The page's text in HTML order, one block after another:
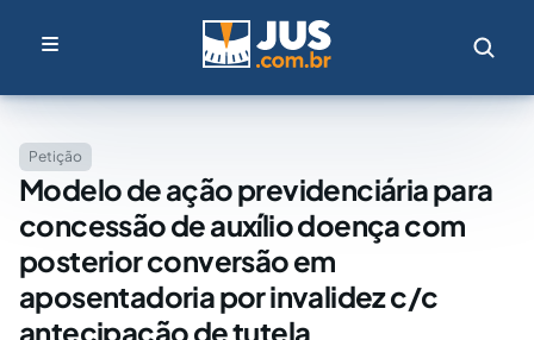
Petição
Modelo de ação previdenciária para
concessão de auxílio doença com
posterior conversão em
aposentadoria por invalidez c/c
antecipação de tutela